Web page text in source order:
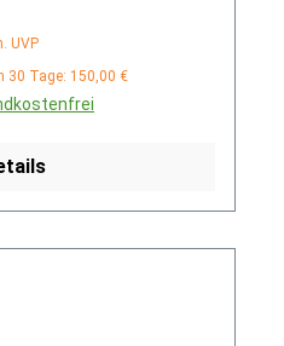
UVP
30 Tage: 150,00 €